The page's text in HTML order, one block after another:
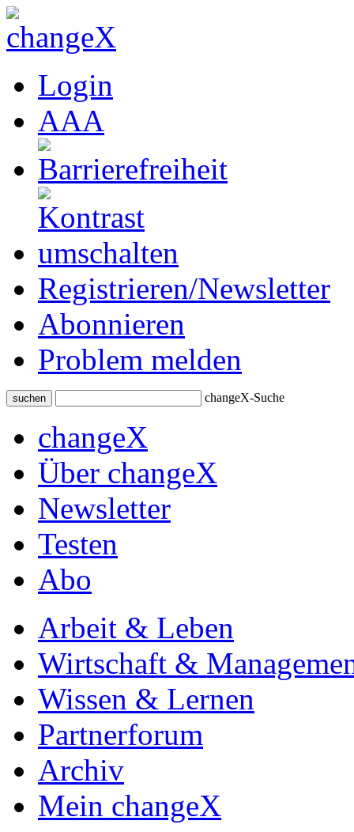
Login
AAA
Registrieren/Newsletter
Abonnieren
Problem melden
suchen changeX-Suche
changeX
Über changeX
Newsletter
Testen
Abo
Arbeit & Leben
Wirtschaft &
Wissen & Lernen
Partnerforum
Archiv
Mein changeX